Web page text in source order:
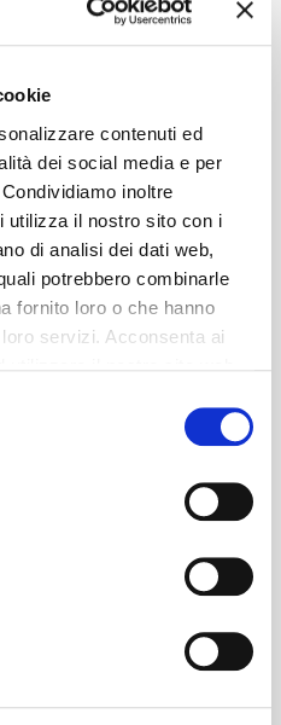
contenuti ed
dei social media e per
inoltre
utilizza il nostro sito con i
di analisi dei dati web,
potrebbero combinarle
fornito loro o che hanno
servizi. Acconsenta ai